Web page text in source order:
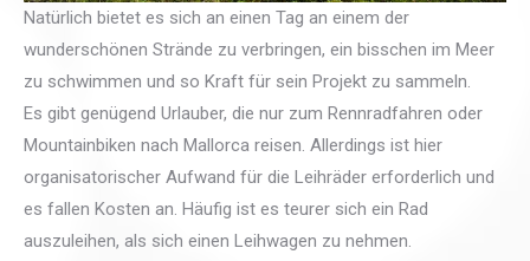
Natürlich bietet es sich an einen Tag an einem der
wunderschönen Strände zu verbringen, ein bisschen im Meer
zu schwimmen und so Kraft für sein Projekt zu sammeln.
Es gibt genügend Urlauber, die nur zum Rennradfahren oder
Mountainbiken nach Mallorca reisen. Allerdings ist hier
organisatorischer Aufwand für die Leihräder erforderlich und
es fallen Kosten an. Häufig ist es teurer sich ein Rad
auszuleihen, als sich einen Leihwagen zu nehmen.